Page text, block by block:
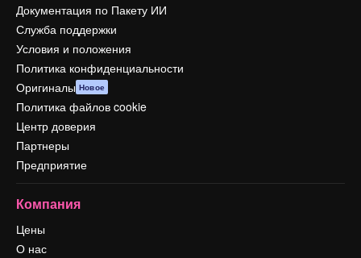
Документация по Пакету ИИ
Служба поддержки
Условия и положения
Политика конфиденциальности
Оригиналы Новое
Политика файлов cookie
Центр доверия
Партнеры
Предприятие
Компания
Цены
О нас